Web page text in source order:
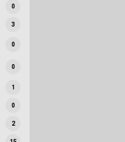
0
3
0
0
1
0
2